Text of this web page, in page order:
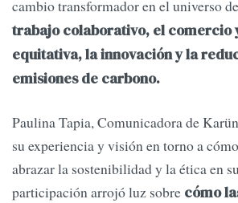
cambio transformador en el universo
trabajo colaborativo, el comercio
equitativa, la innovación y la
emisiones de carbono.
Paulina Tapia, Comunicadora de
su experiencia y visión en torno a
abrazar la sostenibilidad y la ética en
participación arrojó luz sobre cómo